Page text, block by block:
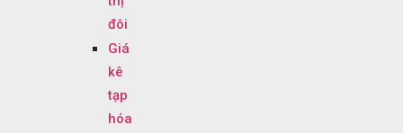
đôi
Giá
kê
tạp
hóa